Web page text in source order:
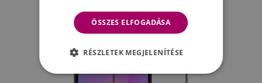
ÖSSZES ELFOGADÁSA
RÉSZLETEK MEGJELENÍTÉSE